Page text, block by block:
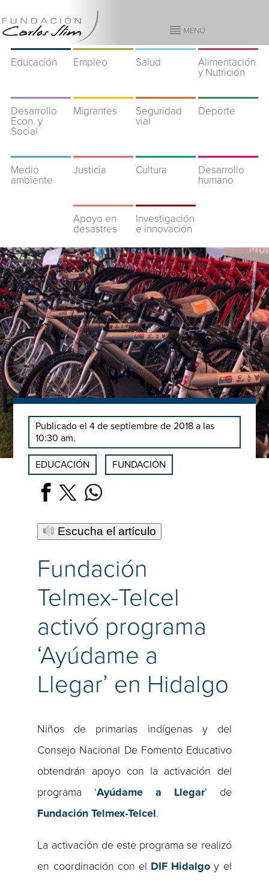
Educación Empleo Salud
Alimentación
y Nutrición
Desarrollo
Econ. y
Social
Migrantes
Seguridad
vial
Deporte
Medio
ambiente
Justicia Cultura
Desarrollo
humano
Apoyo en
desastres
Investigación
e innovación
Publicado el 4 de septiembre de 2018 a las
10:30 am.
EDUCACIÓN FUNDACIÓN
Escucha el artículo
Fundación
Telmex-Telcel
activó programa
‘Ayúdame a
Llegar’ en Hidalgo
Niños de primarias indígenas y del
Consejo Nacional De Fomento Educativo
obtendrán apoyo con la activación del
programa ‘Ayúdame a Llegar’ de
Fundación Telmex-Telcel.
La activación de este programa se realizó
en coordinación con el DIF Hidalgo y el